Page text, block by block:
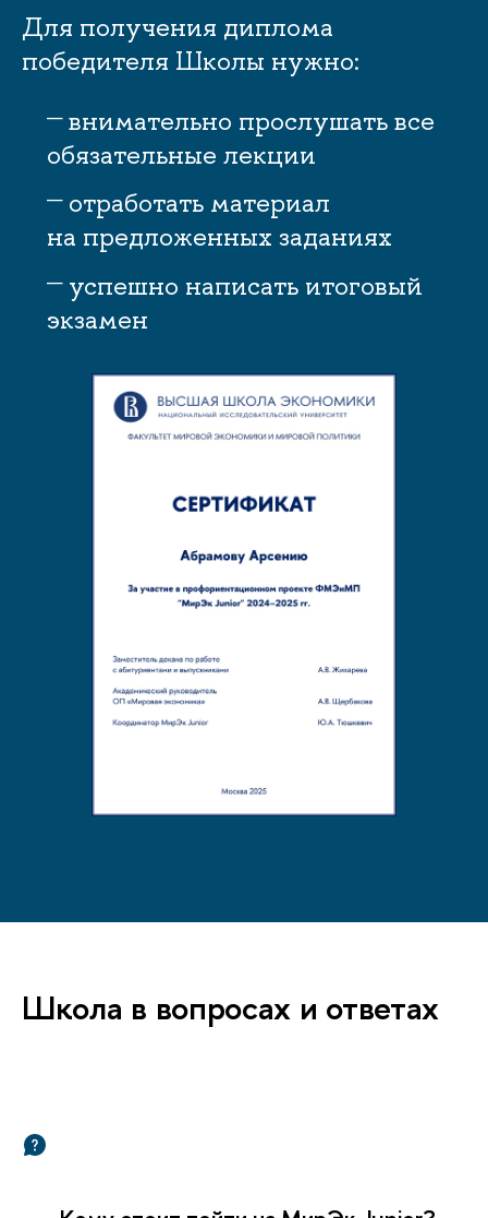
Для получения диплома
победителя Школы нужно:
нимательно прослушать все
обязательные лекции
отработать материал
на предложенных заданиях
успешно написать итоговый
экзамен
Школа в вопросах и ответах